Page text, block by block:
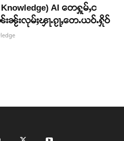
Knowledge) AI တေႁူမ်ႇင
ၼႂ်းလုမ်ႈၾႃႉၵႂႃႇတေႉယဝ်ႉႁိုဝ်